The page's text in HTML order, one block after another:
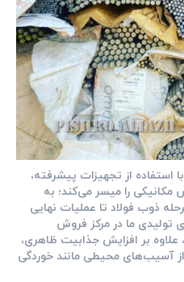
فرایند تولید میلگرد آلیاژی CK45 با استفاده از تجهیزات پیشرفته،
مکانیکی را میسر می‌کند؛ به
ذوب فولاد تا عملیات نهایی
تولیدی ما در مرکز فروش
بر افزایش جذابیت ظاهری،
از آسیب‌های محیطی مانند خوردگی